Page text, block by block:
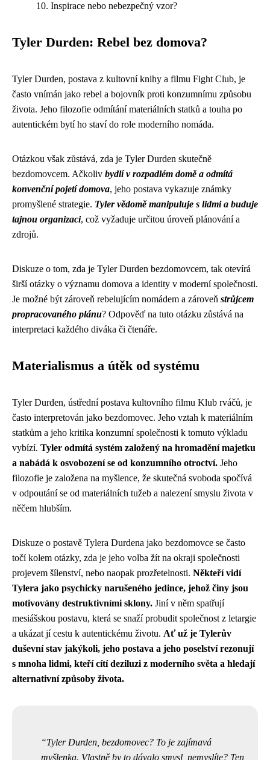
Inspirace nebo nebezpečný vzor?
Tyler Durden: Rebel bez domova?
Tyler Durden, postava z kultovní knihy a filmu Fight Club, je
často vnímán jako rebel a bojovník proti konzumnímu způsobu
života. Jeho filozofie odmítání materiálních statků a touha po
autentickém bytí ho staví do role moderního nomáda.
Otázkou však zůstává, zda je Tyler Durden skutečně
bezdomovcem. Ačkoliv bydlí v rozpadlém domě a odmítá
konvenční pojetí domova, jeho postava vykazuje známky
promyšlené strategie. Tyler vědomě manipuluje s lidmi a buduje
tajnou organizaci, což vyžaduje určitou úroveň plánování a
zdrojů.
Diskuze o tom, zda je Tyler Durden bezdomovcem, tak otevírá
širší otázky o významu domova a identity v moderní společnosti.
Je možné být zároveň rebelujícím nomádem a zároveň strůjcem
propracovaného plánu? Odpověď na tuto otázku zůstává na
interpretaci každého diváka či čtenáře.
Materialismus a útěk od systému
Tyler Durden, ústřední postava kultovního filmu Klub rváčů, je
často interpretován jako bezdomovec. Jeho vztah k materiálním
statkům a jeho kritika konzumní společnosti k tomuto výkladu
vybízí. Tyler odmítá systém založený na hromadění majetku
a nabádá k osvobození se od konzumního otroctví. Jeho
filozofie je založena na myšlence, že skutečná svoboda spočívá
v odpoutání se od materiálních tužeb a nalezení smyslu života v
něčem hlubším.
Diskuze o postavě Tylera Durdena jako bezdomovce se často
točí kolem otázky, zda je jeho volba žít na okraji společnosti
projevem šílenství, nebo naopak prozřetelnosti. Někteří vidí
Tylera jako psychicky narušeného jedince, jehož činy jsou
motivovány destruktivními sklony. Jiní v něm spatřují
mesiášskou postavu, která se snaží probudit společnost z letargie
a ukázat jí cestu k autentickému životu. Ať už je Tylerův
duševní stav jakýkoli, jeho postava a jeho poselství rezonují
s mnoha lidmi, kteří cítí deziluzi z moderního světa a hledají
alternativní způsoby života.
Tyler Durden, bezdomovec? To je zajímavá
myšlenka. Vlastně by to dávalo smysl, nemyslíte? Ten